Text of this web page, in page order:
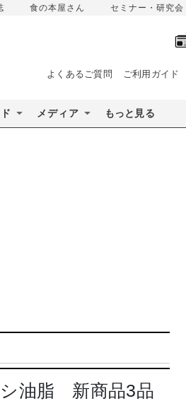
食の本屋さん セミナー・研究会
よくあるご質問 ご利用ガイド
メディア もっと見る
シ油脂 新商品3品